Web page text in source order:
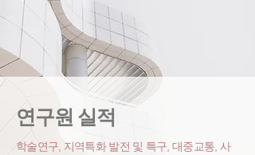
연구원 실적
학술연구, 지역특화 발전 및 특구, 대중교통, 사